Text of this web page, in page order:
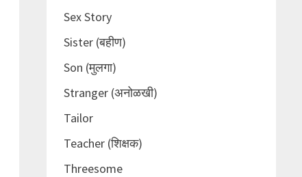
Sex Story
Sister (बहीण)
Son (मुलगा)
Stranger (अनोळखी)
Tailor
Teacher (शिक्षक)
Threesome